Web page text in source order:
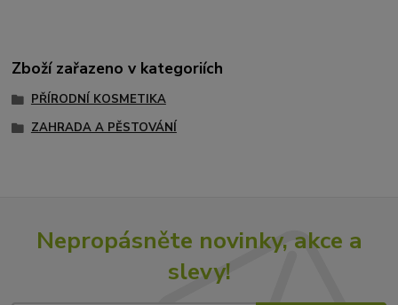
Zboží zařazeno v kategoriích
PŘÍRODNÍ KOSMETIKA
ZAHRADA A PĚSTOVÁNÍ
Nepropásněte novinky, akce a
slevy!